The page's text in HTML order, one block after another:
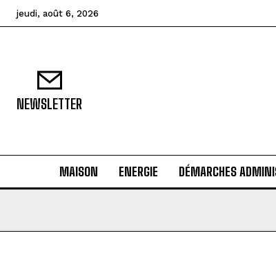
jeudi, août 6, 2026
NEWSLETTER
MAISON ENERGIE DÉMARCHES